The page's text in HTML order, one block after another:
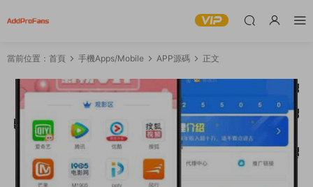
當前位置： 首頁 手機Apps/Mobile APP源碼 正文